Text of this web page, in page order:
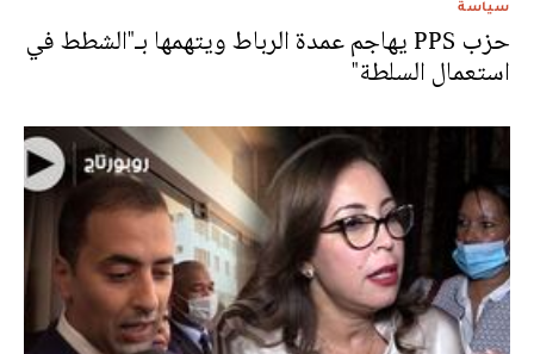
سياسة
حزب PPS يهاجم عمدة الرباط ويتهمها بـ"الشطط في
استعمال السلطة"